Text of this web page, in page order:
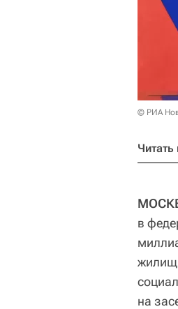
© РИА
в
на